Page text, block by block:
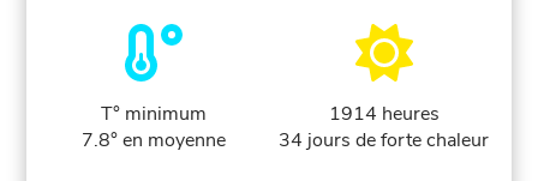
T° minimum
7.8° en moyenne
1914 heures
34 jours de forte chaleur